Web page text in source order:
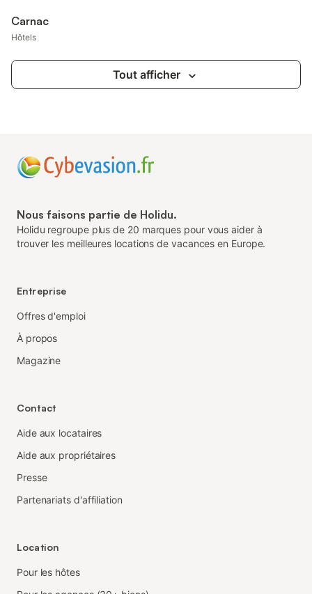
Carnac
Hôtels
Tout afficher
Nous faisons partie de Holidu.
Holidu regroupe plus de 20 marques pour vous aider à
trouver les meilleures locations de vacances en Europe.
Entreprise
Offres d'emploi
À propos
Magazine
Contact
Aide aux locataires
Aide aux propriétaires
Presse
Partenariats d'affiliation
Location
Pour les hôtes